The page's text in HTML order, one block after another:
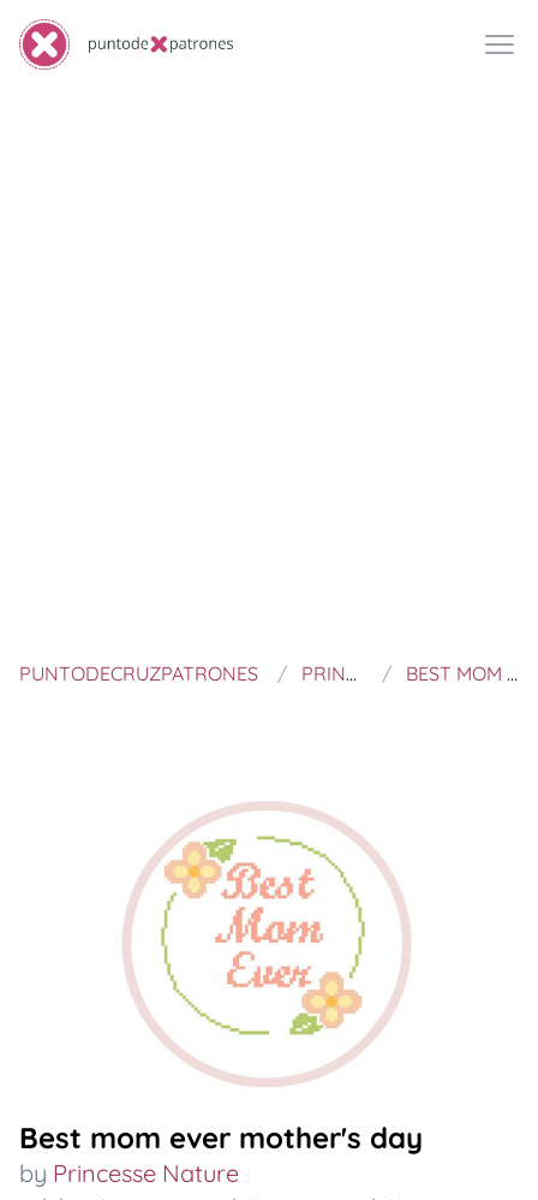
PUNTODECRUZPATRONES PRINCESSE NATURE BEST MOM EVER MOTHER'S DAY
Best mom ever mother's day
by Princesse Nature